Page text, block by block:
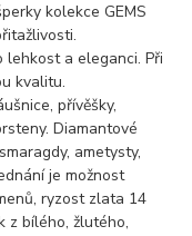
kolekce GEMS
lehkost a eleganci. Při
kvalitu.
přívěšky,
Diamantové
ametysty,
je možnost
ryzost zlata 14
z bílého, žlutého,